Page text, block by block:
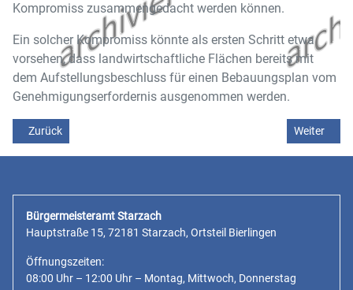
Kompromiss zusammengedacht werden können.
Ein solcher Kompromiss könnte als ersten Schritt etwa
vorsehen, dass landwirtschaftliche Flächen bereits mit
dem Aufstellungsbeschluss für einen Bebauungsplan vom
Genehmigungserfordernis ausgenommen werden.
Vorheriger Beitrag: Zumeldung zur Gemeinsamen
Zurück Nächster
Weiter
Bürgermeisteramt Starzach
Hauptstraße 15, 72181 Starzach, Ortsteil Bierlingen
Öffnungszeiten:
08:00 Uhr – 12:00 Uhr – Montag, Mittwoch, Donnerstag